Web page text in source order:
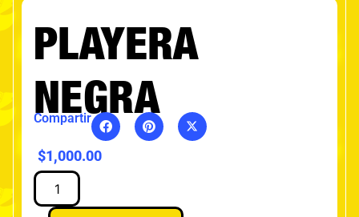
PLAYERA
NEGRA
Compartir
$1,000.00